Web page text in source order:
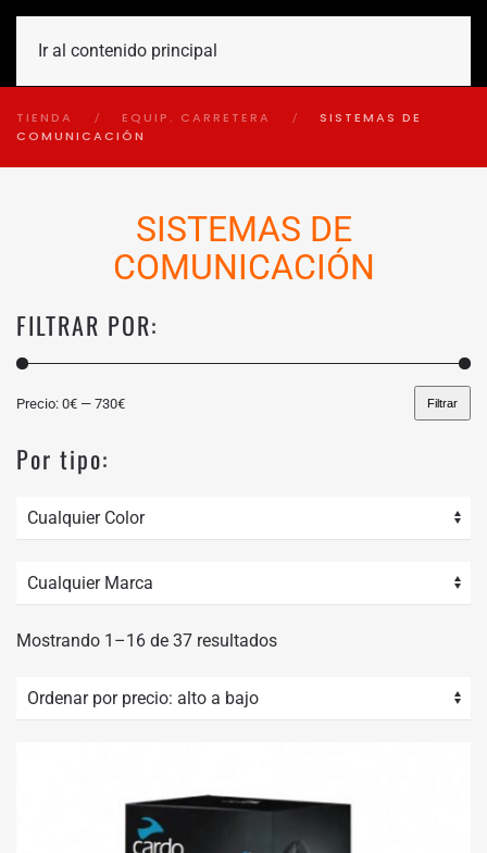
Ir al contenido principal
TIENDA EQUIP. CARRETERA
SISTEMAS DE
COMUNICACIÓN
SISTEMAS DE
COMUNICACIÓN
FILTRAR POR:
Precio
Precio
Filtrar
Precio: 0€ — 730€
Por tipo:
Mostrando 1–16 de 37 resultadosOrdenado
alto